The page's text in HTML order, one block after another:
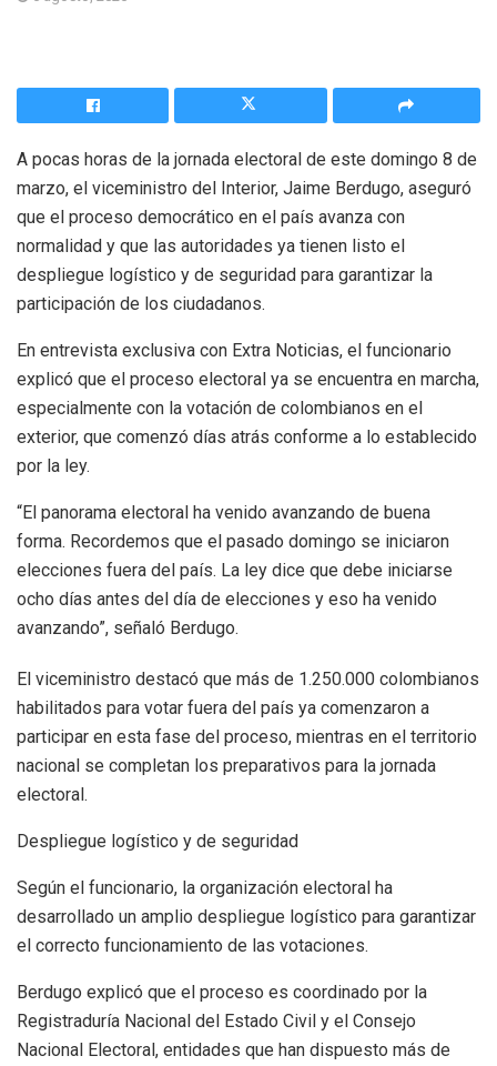
A pocas horas de la jornada electoral de este domingo 8 de
marzo, el viceministro del Interior, Jaime Berdugo, aseguró
que el proceso democrático en el país avanza con
normalidad y que las autoridades ya tienen listo el
despliegue logístico y de seguridad para garantizar la
participación de los ciudadanos.
En entrevista exclusiva con Extra Noticias, el funcionario
explicó que el proceso electoral ya se encuentra en marcha,
especialmente con la votación de colombianos en el
exterior, que comenzó días atrás conforme a lo establecido
por la ley.
“El panorama electoral ha venido avanzando de buena
forma. Recordemos que el pasado domingo se iniciaron
elecciones fuera del país. La ley dice que debe iniciarse
ocho días antes del día de elecciones y eso ha venido
avanzando”, señaló Berdugo.
El viceministro destacó que más de 1.250.000 colombianos
habilitados para votar fuera del país ya comenzaron a
participar en esta fase del proceso, mientras en el territorio
nacional se completan los preparativos para la jornada
electoral.
Despliegue logístico y de seguridad
Según el funcionario, la organización electoral ha
desarrollado un amplio despliegue logístico para garantizar
el correcto funcionamiento de las votaciones.
Berdugo explicó que el proceso es coordinado por la
Registraduría Nacional del Estado Civil y el Consejo
Nacional Electoral, entidades que han dispuesto más de